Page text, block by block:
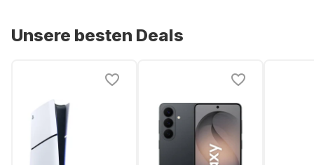
Unsere besten Deals